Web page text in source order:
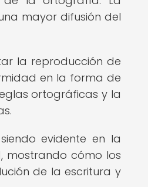
mayor difusión del
la reproducción de
en la forma de
ortográficas y la
evidente en la
mostrando cómo los
de la escritura y